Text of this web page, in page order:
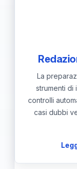
degli
La
strumenti di
controlli
casi dubbi